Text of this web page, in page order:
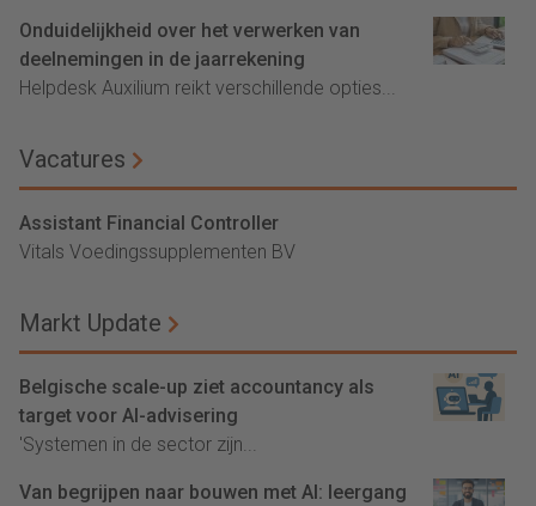
Onduidelijkheid over het verwerken van
deelnemingen in de jaarrekening
Helpdesk Auxilium reikt verschillende opties...
Vacatures
Assistant Financial Controller
Vitals Voedingssupplementen BV
Markt Update
Belgische scale-up ziet accountancy als
target voor AI-advisering
'Systemen in de sector zijn...
Van begrijpen naar bouwen met AI: leergang